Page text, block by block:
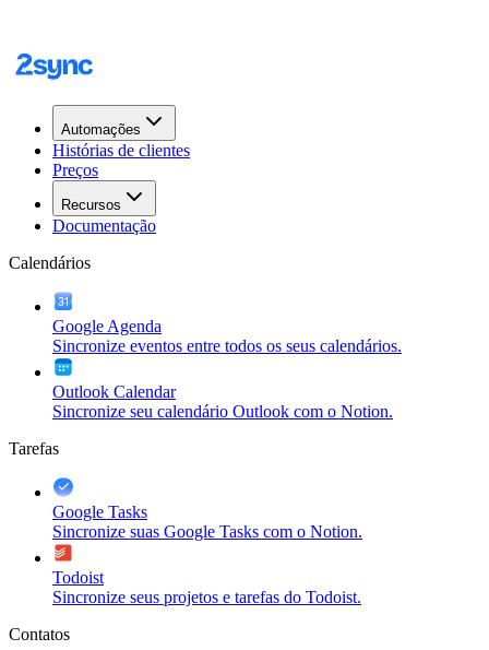
Automações
Histórias de clientes
Preços
Recursos
Documentação
Calendários
Google Agenda
Sincronize eventos entre todos os seus calendários.
Outlook Calendar
Sincronize seu calendário Outlook com o Notion.
Tarefas
Google Tasks
Sincronize suas Google Tasks com o Notion.
Todoist
Sincronize seus projetos e tarefas do Todoist.
Contatos